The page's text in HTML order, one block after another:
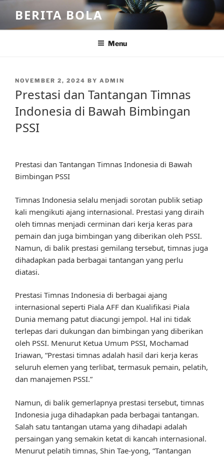
content
BERITA BOLA
Menu
POSTED
NOVEMBER 2, 2024 BY ADMIN
Prestasi dan Tantangan Timnas
Indonesia di Bawah Bimbingan
PSSI
Prestasi dan Tantangan Timnas Indonesia di Bawah
Bimbingan PSSI
Timnas Indonesia selalu menjadi sorotan publik setiap
kali mengikuti ajang internasional. Prestasi yang diraih
oleh timnas menjadi cerminan dari kerja keras para
pemain dan juga bimbingan yang diberikan oleh PSSI.
Namun, di balik prestasi gemilang tersebut, timnas juga
dihadapkan pada berbagai tantangan yang perlu
diatasi.
Prestasi Timnas Indonesia di berbagai ajang
internasional seperti Piala AFF dan Kualifikasi Piala
Dunia memang patut diacungi jempol. Hal ini tidak
terlepas dari dukungan dan bimbingan yang diberikan
oleh PSSI. Menurut Ketua Umum PSSI, Mochamad
Iriawan, “Prestasi timnas adalah hasil dari kerja keras
seluruh elemen yang terlibat, termasuk pemain, pelatih,
dan manajemen PSSI.”
Namun, di balik gemerlapnya prestasi tersebut, timnas
Indonesia juga dihadapkan pada berbagai tantangan.
Salah satu tantangan utama yang dihadapi adalah
persaingan yang semakin ketat di kancah internasional.
Menurut pelatih timnas, Shin Tae-yong, “Tantangan